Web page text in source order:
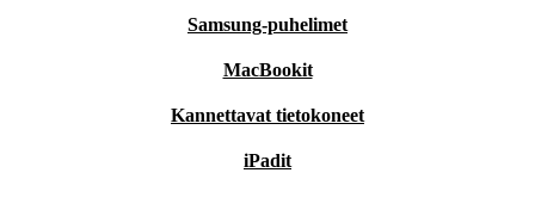
Samsung-puhelimet
MacBookit
Kannettavat tietokoneet
iPadit